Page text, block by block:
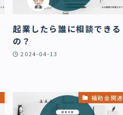
起業したら誰に相談できる
の？
2024-04-13
補助金関連